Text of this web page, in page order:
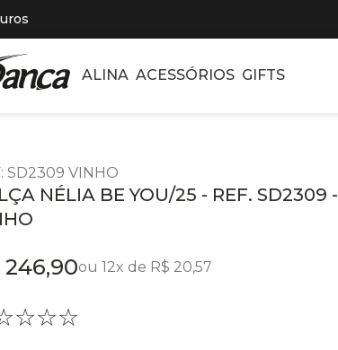
ALINA ACESSÓRIOS GIFTS
: SD2309 VINHO
NÉLIA BE YOU/25 - REF. SD2309 -
246,90ou 12x de R$ 20,57
☆☆☆